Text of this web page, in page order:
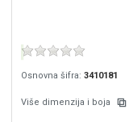
Osnovna šifra: 3410181
Više dimenzija i boja